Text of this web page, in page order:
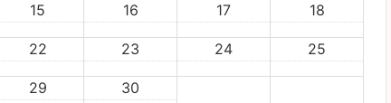
15 16 17 18
22 23 24 25
29 30